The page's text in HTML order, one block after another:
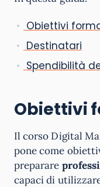
Obiettivi
Destinatari
Spendibilità
Obiettivi
Il corso Digital
pone come
preparare
capaci di